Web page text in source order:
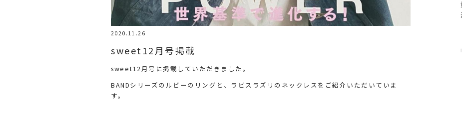
2020.11.26
sweet12月号掲載
sweet12月号に掲載していただきました。
BANDシリーズのルビーのリングと、ラピスラズリのネックレスをご紹介いただいていま
す。